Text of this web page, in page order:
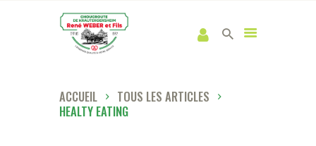
ACCUEIL
TOUS LES ARTICLES
HEALTY EATING